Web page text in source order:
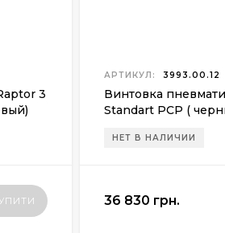
3
АРТИКУЛ: 3993.00.12
Винтовка
Standart PCP (
НЕТ В НАЛИЧИИ
36 830 грн.